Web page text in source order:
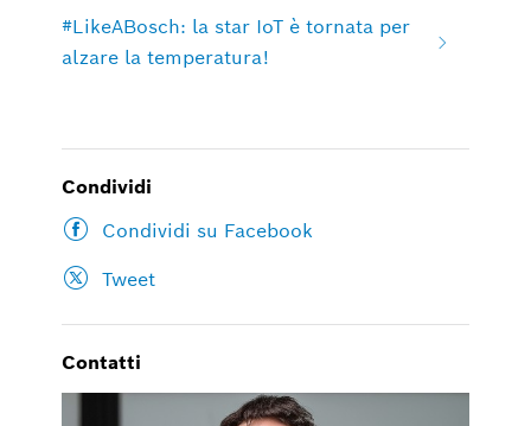
#LikeABosch: la star IoT è tornata per
alzare la temperatura!
Condividi
Condividi su Facebook
Tweet
Contatti